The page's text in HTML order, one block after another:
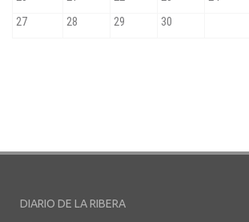
DIARIO DE LA RIBERA